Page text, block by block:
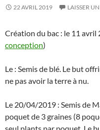
22 AVRIL 2019 LAISSER
Création du bac : le 11 avril
conception)
Le : Semis de blé. Le but
ne pas avoir la terre à nu.
Le 20/04/2019 : Semis de
poquet de 3 graines (8